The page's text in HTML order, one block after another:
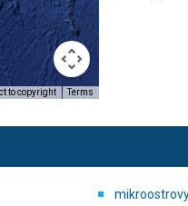
to copyright Terms